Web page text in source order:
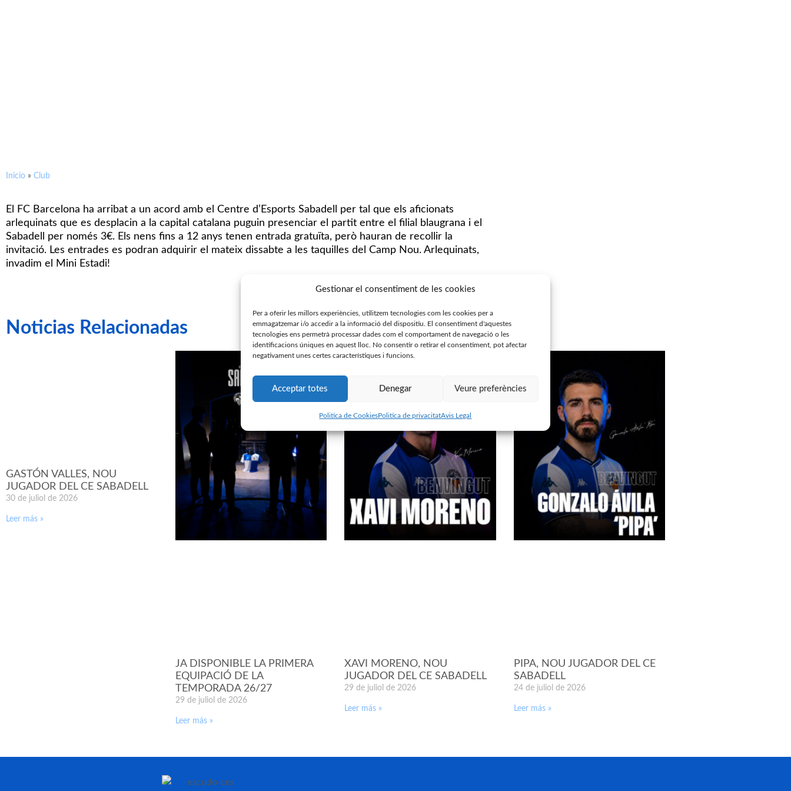
Gestionar el consentiment de les cookies
Per a oferir les millors experiències, utilitzem tecnologies com les cookies per a
emmagatzemar i/o accedir a la informació del dispositiu. El consentiment d'aquestes
tecnologies ens permetrà processar dades com el comportament de navegació o les
identificacions úniques en aquest lloc. No consentir o retirar el consentiment, pot afectar
negativament unes certes característiques i funcions.
Acceptar totes Denegar Veure preferències
Politica de CookiesPolitica de privacitatAvis Legal
Inicio » Club
El FC Barcelona ha arribat a un acord amb el Centre d’Esports Sabadell per tal que els aficionats
arlequinats que es desplacin a la capital catalana puguin presenciar el partit entre el filial blaugrana i el
Sabadell per només 3€. Els nens fins a 12 anys tenen entrada gratuïta, però hauran de recollir la
invitació. Les entrades es podran adquirir el mateix dissabte a les taquilles del Camp Nou. Arlequinats,
invadim el Mini Estadi!
Noticias Relacionadas
GASTÓN VALLES, NOU
JUGADOR DEL CE SABADELL
30 de juliol de 2026
Leer más »
JA DISPONIBLE LA PRIMERA
EQUIPACIÓ DE LA
TEMPORADA 26/27
29 de juliol de 2026
Leer más »
XAVI MORENO, NOU
JUGADOR DEL CE SABADELL
29 de juliol de 2026
Leer más »
PIPA, NOU JUGADOR DEL CE
SABADELL
24 de juliol de 2026
Leer más »